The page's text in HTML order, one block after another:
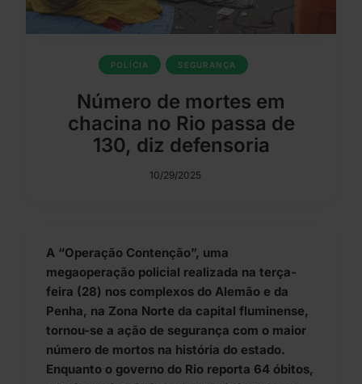
POLÍCIA SEGURANÇA
Número de mortes em
chacina no Rio passa de
130, diz defensoria
10/29/2025
A “Operação Contenção”, uma
megaoperação policial realizada na terça-
feira (28) nos complexos do Alemão e da
Penha, na Zona Norte da capital fluminense,
tornou-se a ação de segurança com o maior
número de mortos na história do estado.
Enquanto o governo do Rio reporta 64 óbitos,